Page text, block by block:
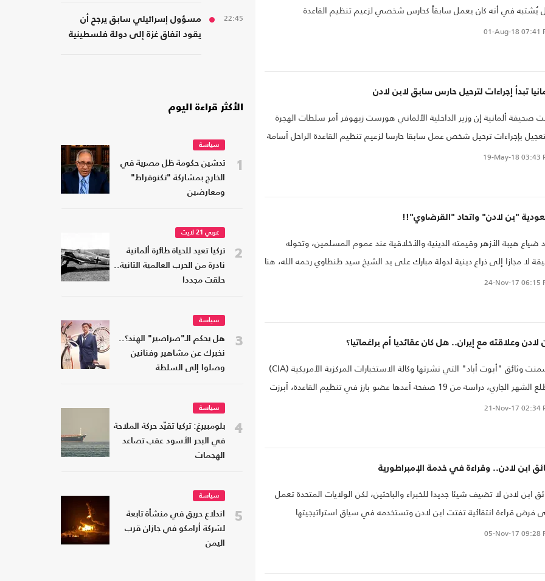
يُشتبه في أنه كان يعمل سابقاً كحارس شخصي لزعيم تنظيم القاعدة
01-Aug-18 07:41
تبدأ إجراءات لترحيل حارس سابق لابن لادن
صحيفة ألمانية إن وزير الداخلية الألماني هورست زيهوفر أمر سلطات الهجرة
بإجراءات ترحيل شخص عمل سابقا حارسا لزعيم تنظيم القاعدة الراحل أسامة
19-May-18 03:43
"بن لادن" واتحاد "القرضاوي"!!
ضياع هيبة الأزهر وقيمته الدينية والأخلاقية عند عموم المسلمين، وتحوله
لا مجازا إلى ذراع دينية لدولة مبارك على يد الشيخ سيد طنطاوي رحمه الله، هنا
عنه بدورهم بعض أبنائه من العلماء والأساتذة ورأوا أهمية وجود مؤسسة
24-Nov-17 06:15
لادن وعلاقته مع إيران.. هل كان عقائديا أم براغماتيا؟
تضمنت وثائق "أبوت أباد" التي نشرتها وكالة الاستخبارات المركزية الأمريكية (CIA)
مطلع الشهر الجاري، دراسة من 19 صفحة أعدها عضو بارز في تنظيم القاعدة، أبرزت
الجوانب الكاشفة عن طبيعة العلاقة بين تنظيم القاعدة وإيران إبان زعامة
21-Nov-17 02:34
ابن لادن.. وقراءة في خدمة الإمبراطورية
ابن لادن لا تضيف شيئا جديدا للخبراء والباحثين، لكن الولايات المتحدة تعمل
فرض قراءة انتقائية تفتت ابن لادن وتستخدمه في سياق استراتيجيتها
05-Nov-17 09:28
22:45
مسؤول إسرائيلي سابق يرجح أن
يقود اتفاق غزة إلى دولة فلسطينية
الأكثر قراءة اليوم
1
سياسة
تدشين حكومة ظل مصرية في
الخارج بمشاركة "تكنوقراط"
ومعارضين
2
عربي 21 لايت
تركيا تعيد للحياة طائرة ألمانية
نادرة من الحرب العالمية الثانية..
حلقت مجددا
3
سياسة
هل يحكم الـ"صراصير" الهند؟..
نخبرك عن مشاهير وفنانين
وصلوا إلى السلطة
4
سياسة
بلومبيرغ: تركيا تقيّد حركة الملاحة
في البحر الأسود عقب تصاعد
الهجمات
5
سياسة
اندلاع حريق في منشأة تابعة
لشركة أرامكو في جازان قرب
اليمن